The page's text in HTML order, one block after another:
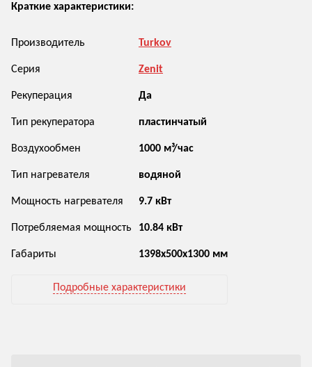
Краткие характеристики:
Производитель Turkov
Серия Zenit
Рекуперация Да
Тип рекуператора пластинчатый
Воздухообмен 1000 м³/час
Тип нагревателя водяной
Мощность нагревателя 9.7 кВт
Потребляемая мощность 10.84 кВт
Габариты 1398х500х1300 мм
Подробные характеристики